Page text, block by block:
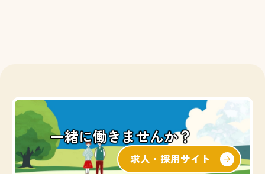
一緒に働きませんか？
求人・採用サイト